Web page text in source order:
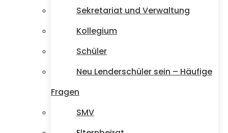
Sekretariat und Verwaltung
Kollegium
Schüler
Neu Lenderschüler sein – Häufige
Fragen
SMV